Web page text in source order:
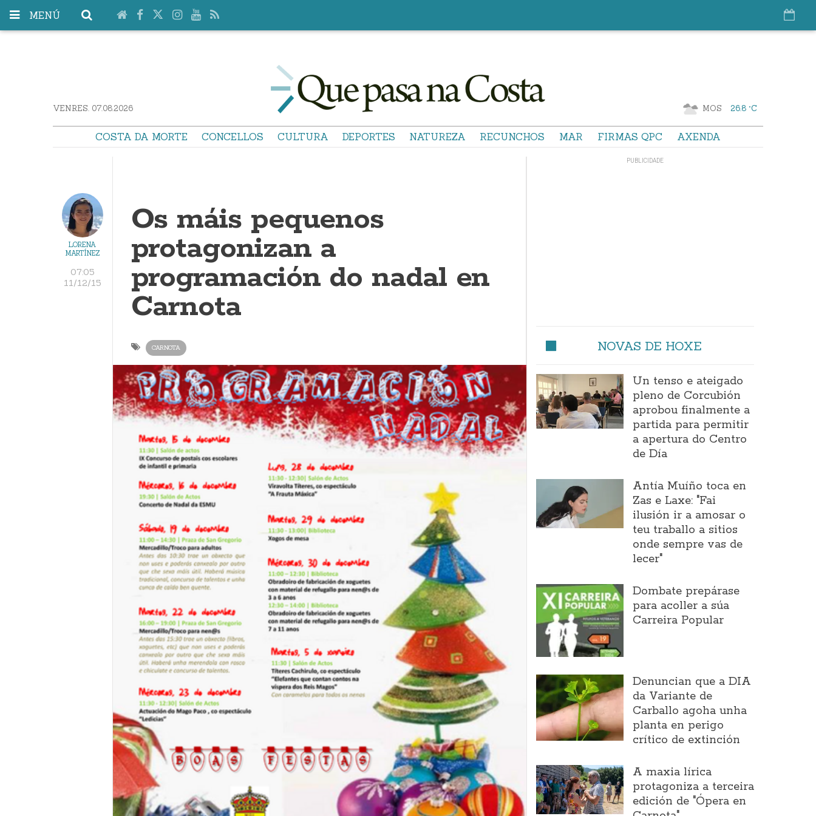
MENÚ
VENRES. 07.08.2026 MOS 26.8 °C
COSTA DA MORTE CONCELLOS CULTURA DEPORTES NATUREZA RECUNCHOS MAR FIRMAS QPC AXENDA
LORENA
MARTÍNEZ
07:05
11/12/15
Os máis pequenos
protagonizan a
programación do nadal en
Carnota
CARNOTA NOVAS DE HOXE
Un tenso e ateigado
pleno de Corcubión
aprobou finalmente a
partida para permitir
a apertura do Centro
de Día
Antía Muíño toca en
Zas e Laxe: "Fai
ilusión ir a amosar o
teu traballo a sitios
onde sempre vas de
lecer"
Dombate prepárase
para acoller a súa
Carreira Popular
Denuncian que a DIA
da Variante de
Carballo agoha unha
planta en perigo
crítico de extinción
A maxia lírica
protagoniza a terceira
edición de "Ópera en